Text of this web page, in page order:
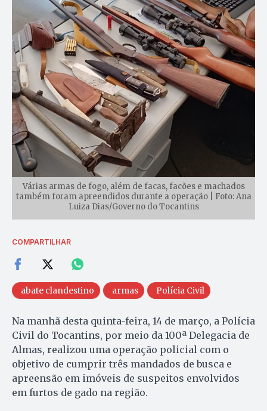
Várias armas de fogo, além de facas, facões e machados
também foram apreendidos durante a operação | Foto: Ana
Luiza Dias/Governo do Tocantins
COMPARTILHAR
abate clandestino armas Polícia Civil
Na manhã desta quinta-feira, 14 de março, a Polícia
Civil do Tocantins, por meio da 100ª Delegacia de
Almas, realizou uma operação policial com o
objetivo de cumprir três mandados de busca e
apreensão em imóveis de suspeitos envolvidos
em furtos de gado na região.